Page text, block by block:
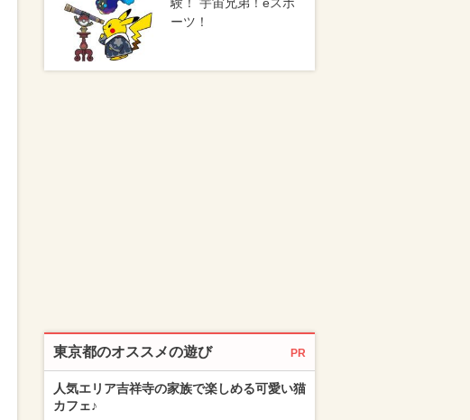
ーツ！
東京都のオススメの遊び PR
人気エリア吉祥寺の家族で楽しめる可愛い猫
カフェ♪